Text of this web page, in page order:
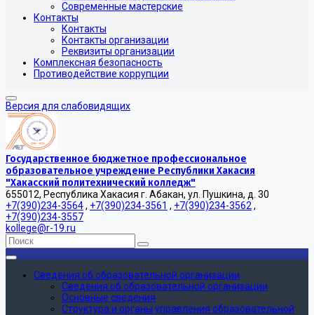
Современные мастерские
Контакты
Контакты
Контакты организации
Реквизиты организации
Комплексная безопасность
Противодействие коррупции
Версия для слабовидящих
Государственное бюджетное профессиональное
образовательное учреждение Республики Хакасия
"Хакасский политехнический колледж"
655012, Республика Хакасия г. Абакан, ул. Пушкина, д. 30
+7(390)234-3564, +7(390)234-3561 , +7(390)234-3562 ,
+7(390)234-3557
kollege@r-19.ru
Сведения об образовательной организации
Сведения об образовательной организации
Основные сведения
Структура и органы управления образовательной